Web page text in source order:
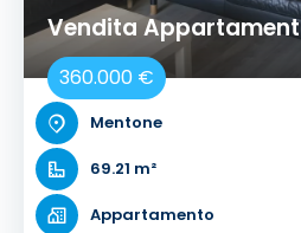
Vendita
360.000 €
Mentone
69.21 m²
Appartamento